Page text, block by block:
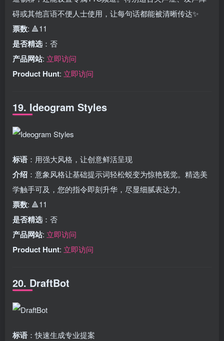
碍或其他言语不便人士使用，让每句话都能被清晰传达✨
票数: 🔺11
是否精选 ：否
产品网站: 立即访问
Product Hunt: 立即访问
19. Ideogram Styles
标语 ：用强大风格，让创意鲜活呈现
介绍 ：意象风格让基础提示词轻松蜕变为惊艳视觉。精选美
学触手可及，您的指令即刻升华，尽显细腻表达力。
票数: 🔺11
是否精选 ：否
产品网站: 立即访问
Product Hunt: 立即访问
20. DraftBot
标语 ：快速生成专业提案